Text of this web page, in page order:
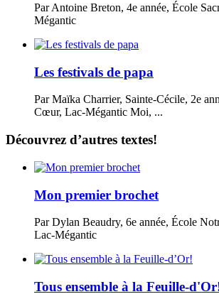
Par Antoine Breton, 4e année, École
Mégantic
Les festivals de papa
Par Maïka Charrier, Sainte-Cécile, 2e
Cœur, Lac-Mégantic Moi, ...
Découvrez d’autres textes!
Mon premier brochet
Par Dylan Beaudry, 6e année, École
Lac-Mégantic
Tous ensemble à la Feuille-